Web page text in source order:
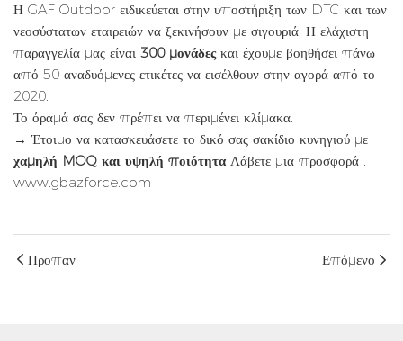
Η GAF Outdoor ειδικεύεται στην υποστήριξη των DTC και των
νεοσύστατων εταιρειών να ξεκινήσουν με σιγουριά. Η ελάχιστη
παραγγελία μας είναι 300 μονάδεςκαι έχουμε βοηθήσει πάνω
από 50 αναδυόμενες ετικέτες να εισέλθουν στην αγορά από το
2020.
Το όραμά σας δεν πρέπει να περιμένει κλίμακα.
→ Έτοιμο να κατασκευάσετε το δικό σας σακίδιο κυνηγιού με
χαμηλή MOQ και υψηλή ποιότητα Λάβετε μια προσφορά .
www.gbazforce.com
Προπαν Επόμενο